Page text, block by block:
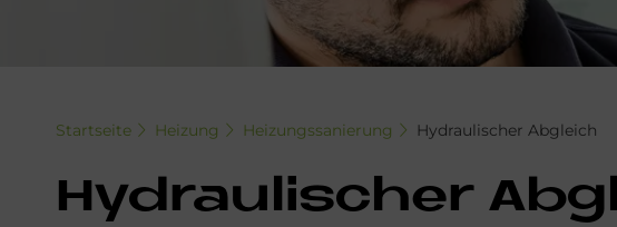
Startseite Heizung Heizungssanierung Hydraulischer Abgleich
Hy­drau­li­scher